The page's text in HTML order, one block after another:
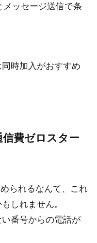
メッセージ送信で条
時加入がおすすめ
信費ゼロスター
られるなんて、これ
しれません。
い番号からの電話が